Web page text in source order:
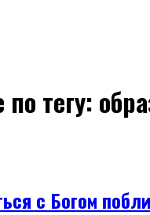
тегу:
с Богом